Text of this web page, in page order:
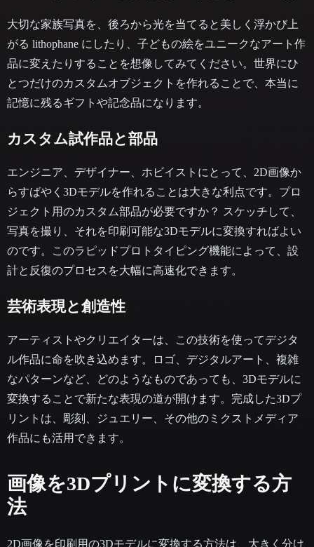
大切な家族写真を、後ろから光を当てると美しく浮かび上
がる lithophane にしたり、子どもの絵をユニークなアート作
品に変えたりすることを想像してみてください。世界にひ
とつだけのカスタムオブジェクトを作れることで、本当に
記憶に残るギフトや記念品になります。
カスタム試作品と部品
エンジニア、デザイナー、ホビイストにとって、2D画像か
らすばやく3Dモデルを作れることは大きな利点です。プロ
ジェクト用のカスタム部品が必要ですか？ スケッチして、
写真を撮り、それを印刷可能な3Dモデルに変換すればよい
のです。このラピッドプロトタイピング機能によって、設
計と反復のプロセスを大幅に高速化できます。
芸術表現と創造性
アーティストやクリエイターは、この技術を使ってデジタ
ル作品に命を吹き込めます。ロゴ、デジタルアート、複雑
なパターンなど、どのようなものであっても、3Dモデルに
変換することで新たな表現の道が開けます。完成した3Dプ
リントは、彫刻、ジュエリー、その他のミクストメディア
作品にも活用できます。
画像を3Dプリントに変換する方
法
2D画像を印刷用の3Dモデルに変換する方法は、大きく分け